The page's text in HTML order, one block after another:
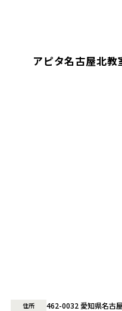
アピタ名古屋北
住所 462-0032 愛知県名古